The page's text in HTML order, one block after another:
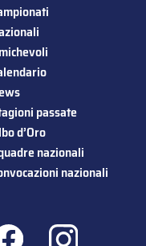
passate
d’Oro
nazionali
nazionali